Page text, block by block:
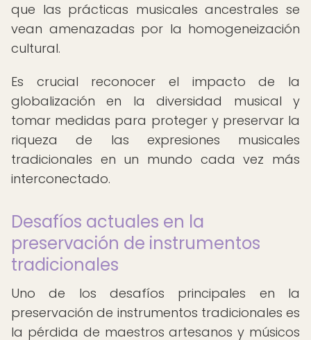
que las prácticas musicales ancestrales se
vean amenazadas por la homogeneización
cultural.
Es crucial reconocer el impacto de la
globalización en la diversidad musical y
tomar medidas para proteger y preservar la
riqueza de las expresiones musicales
tradicionales en un mundo cada vez más
interconectado.
Desafíos actuales en la
preservación de instrumentos
tradicionales
Uno de los desafíos principales en la
preservación de instrumentos tradicionales es
la pérdida de maestros artesanos y músicos